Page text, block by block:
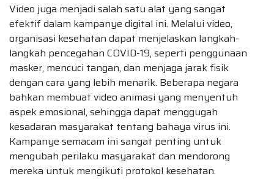
Video juga menjadi salah satu alat yang sangat
efektif dalam kampanye digital ini. Melalui video,
organisasi kesehatan dapat menjelaskan langkah-
langkah pencegahan COVID-19, seperti penggunaan
masker, mencuci tangan, dan menjaga jarak fisik
dengan cara yang lebih menarik. Beberapa negara
bahkan membuat video animasi yang menyentuh
aspek emosional, sehingga dapat menggugah
kesadaran masyarakat tentang bahaya virus ini.
Kampanye semacam ini sangat penting untuk
mengubah perilaku masyarakat dan mendorong
mereka untuk mengikuti protokol kesehatan.